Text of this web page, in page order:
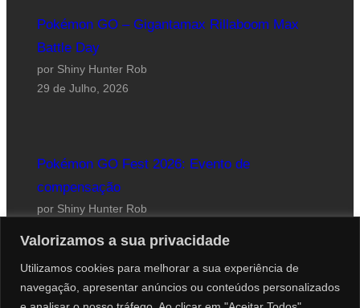
Valorizamos a sua privacidade
Utilizamos cookies para melhorar a sua experiência de
navegação, apresentar anúncios ou conteúdos personalizados
Pokémon GO – Gigantamax Rillaboom Max
Battle Day
por Shiny Hunter Rob
29 de Julho, 2026
Pokémon GO Fest 2026: Evento de
compensação
por Shiny Hunter Rob